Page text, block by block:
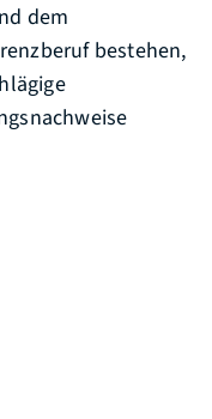
dem
bestehen,